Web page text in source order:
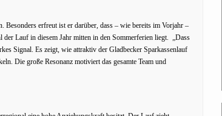
Besonders erfreut ist er darüber, dass – wie bereits im Vorjahr –
Lauf in diesem Jahr mitten in den Sommerferien liegt. „Dass
Signal. Es zeigt, wie attraktiv der Gladbecker Sparkassenlauf
Die große Resonanz motiviert das gesamte Team und